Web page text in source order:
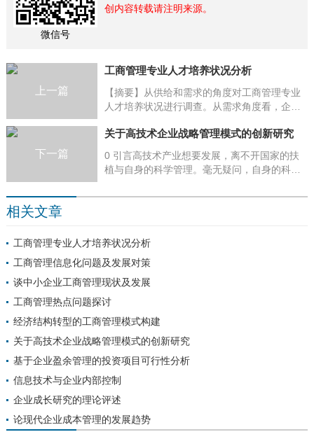
微信号
创内容转载请注明来源。
上一篇
工商管理专业人才培养状况分析
【摘要】从供给和需求的角度对工商管理专业
人才培养状况进行调查。从需求角度看，企业
历、高技术、高经验；学生需求是提升技能...
下一篇
关于高技术企业战略管理模式的创新研究
0 引言高技术产业想要发展，离不开国家的扶
植与自身的科学管理。毫无疑问，自身的科学
国高技术企业中存在着一系列问题，如缺乏...
相关文章
工商管理专业人才培养状况分析
工商管理信息化问题及发展对策
谈中小企业工商管理现状及发展
工商管理热点问题探讨
经济结构转型的工商管理模式构建
关于高技术企业战略管理模式的创新研究
基于企业盈余管理的投资项目可行性分析
信息技术与企业内部控制
企业成长研究的理论评述
论现代企业成本管理的发展趋势